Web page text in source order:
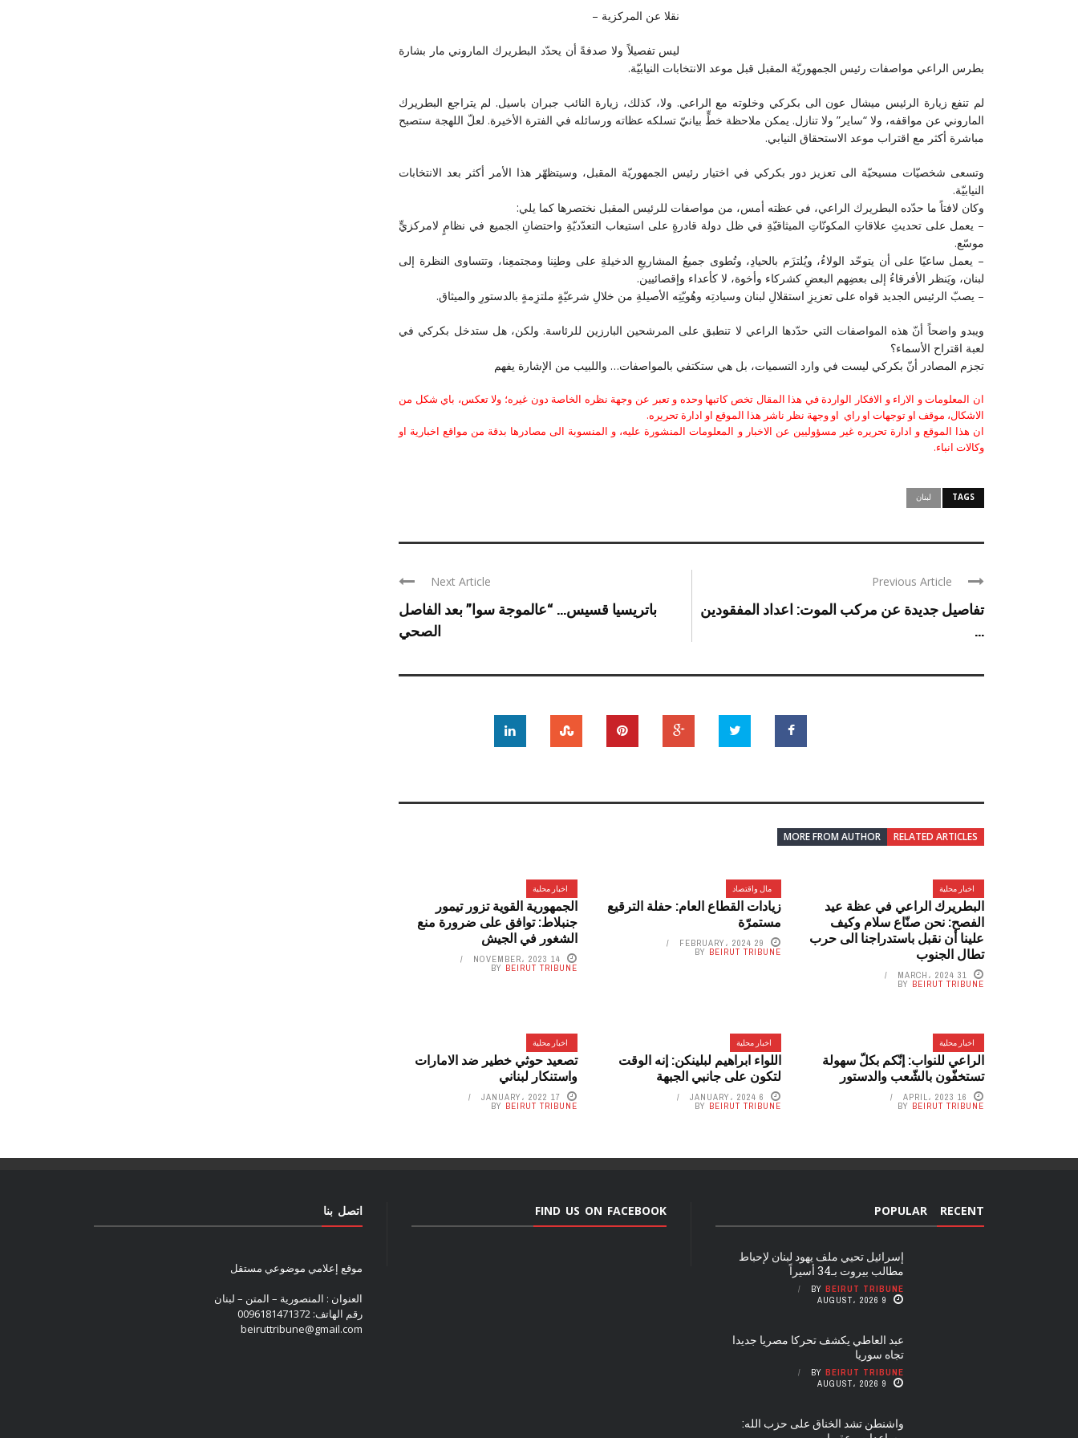
نقلا عن المركزية –
ليس تفصيلاً ولا صدفةً أن يحدّد البطريرك الماروني مار بشارة
بطرس الراعي مواصفات رئيس الجمهوريّة المقبل قبل موعد الانتخابات النيابيّة.
لم تنفع زيارة الرئيس ميشال عون الى بكركي وخلوته مع الراعي. ولا، كذلك، زيارة النائب جبران باسيل. لم يتراجع البطريرك
الماروني عن مواقفه، ولا “ساير” ولا تنازل. يمكن ملاحظة خطٍّ بيانيّ تسلكه عظاته ورسائله في الفترة الأخيرة. لعلّ اللهجة ستصبح
مباشرة أكثر مع اقتراب موعد الاستحقاق النيابي.
وتسعى شخصيّات مسيحيّة الى تعزيز دور بكركي في اختيار رئيس الجمهوريّة المقبل، وسيتظهّر هذا الأمر أكثر بعد الانتخابات
النيابيّة.
وكان لافتاً ما حدّده البطريرك الراعي، في عظته أمس، من مواصفات للرئيس المقبل نختصرها كما يلي:
– يعمل على تحديثِ علاقاتِ المكونّاتِ الميثاقيّةِ في ظل دولة قادرةٍ على استيعاب التعدّديّةِ واحتضانِ الجميع في نظامٍ لامركزيٍّ
موسّع.
– يعمل ساعيًا على أن يتوحّد الولاءُ، ويُلتزَم بالحيادِ، وتُطوى جميعُ المشاريعِ الدخيلةِ على وطنِنا ومجتمعِنا، وتتساوى النظرة إلى
لبنان، ويَنظر الأفرقاءُ إلى بعضِهم البعضِ كشركاء وأخوة، لا كأعداء وإقصائيين.
– يصبّ الرئيس الجديد قواه على تعزيزِ استقلالِ لبنان وسيادتِه وهُويّتِه الأصيلةِ من خلالِ شرعيّةٍ ملتزِمةٍ بالدستورِ والميثاق.
ويبدو واضحاً أنّ هذه المواصفات التي حدّدها الراعي لا تنطبق على المرشحين البارزين للرئاسة. ولكن، هل ستدخل بكركي في
لعبة اقتراح الأسماء؟
تجزم المصادر أنّ بكركي ليست في وارد التسميات، بل هي ستكتفي بالمواصفات… واللبيب من الإشارة يفهم
ان المعلومات و الاراء و الافكار الواردة في هذا المقال تخص كاتبها وحده و تعبر عن وجهة نظره الخاصة دون غيره؛ ولا تعكس، باي شكل من
الاشكال، موقف او توجهات او راي او وجهة نظر ناشر هذا الموقع او ادارة تحريره.
ان هذا الموقع و ادارة تحريره غير مسؤوليين عن الاخبار و المعلومات المنشورة عليه، و المنسوبة الى مصادرها بدقة من مواقع اخبارية او
وكالات انباء.
TAGS لبنان
Previous Article
تفاصيل جديدة عن مركب الموت: اعداد المفقودين
...
Next Article
باتريسيا قسيس… “عالموجة سوا” بعد الفاصل
الصحي
RELATED ARTICLES
MORE FROM AUTHOR
اخبار محلية
البطريرك الراعي في عظة عيد
الفصح: نحن صنّاع سلام وكيف
علينا أن نقبل باستدراجنا الى حرب
تطال الجنوب
31 MARCH، 2024
BY BEIRUT TRIBUNE
مال واقتصاد
زيادات القطاع العام: حفلة الترقيع
مستمرّة
29 FEBRUARY، 2024
BY BEIRUT TRIBUNE
اخبار محلية
الجمهورية القوية تزور تيمور
جنبلاط: توافق على ضرورة منع
الشغور في الجيش
14 NOVEMBER، 2023
BY BEIRUT TRIBUNE
اخبار محلية
الراعي للنواب: إنّكم بكلّ سهولة
تستخفّون بالشّعب والدستور
16 APRIL، 2023
BY BEIRUT TRIBUNE
اخبار محلية
اللواء ابراهيم لبلينكن: إنه الوقت
لتكون على جانبي الجبهة
6 JANUARY، 2024
BY BEIRUT TRIBUNE
اخبار محلية
تصعيد حوثي خطير ضد الامارات
واستنكار لبناني
17 JANUARY، 2022
BY BEIRUT TRIBUNE
RECENT
POPULAR
إسرائيل تحيي ملف يهود لبنان لإحباط
مطالب بيروت بـ34 أسيراً
BY BEIRUT TRIBUNE
9 AUGUST، 2026
عبد العاطي يكشف تحركا مصريا جديدا
تجاه سوريا
BY BEIRUT TRIBUNE
9 AUGUST، 2026
واشنطن تشد الخناق على حزب الله:
FIND US ON FACEBOOK اتصل بنا
موقع إعلامي موضوعي مستقل
العنوان : المنصورية – المتن – لبنان
رقم الهاتف: 0096181471372
beiruttribune@gmail.com